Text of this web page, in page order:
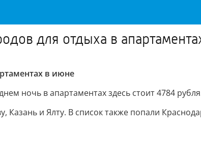
для отдыха в
в июне
ночь в апартаментах здесь стоит 4784
и Ялту. В список также попали